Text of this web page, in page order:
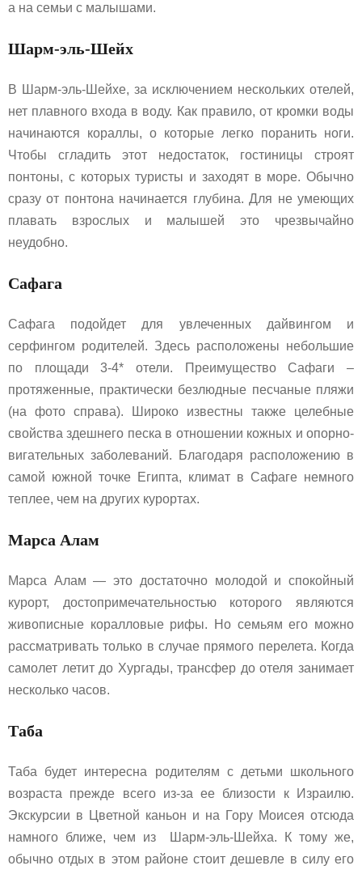
а на семьи с малышами.
Шарм-эль-Шейх
В Шарм-эль-Шейхе, за исключением нескольких отелей,
нет плавного входа в воду. Как правило, от кромки воды
начинаются кораллы, о которые легко поранить ноги.
Чтобы сгладить этот недостаток, гостиницы строят
понтоны, с которых туристы и заходят в море. Обычно
сразу от понтона начинается глубина. Для не умеющих
плавать взрослых и малышей это чрезвычайно
неудобно.
Сафага
Сафага подойдет для увлеченных дайвингом и
серфингом родителей. Здесь расположены небольшие
по площади 3-4* отели. Преимущество Сафаги –
протяженные, практически безлюдные песчаные пляжи
(на фото справа). Широко известны также целебные
свойства здешнего песка в отношении кожных и опорно-
вигательных заболеваний. Благодаря расположению в
самой южной точке Египта, климат в Сафаге немного
теплее, чем на других курортах.
Марса Алам
Марса Алам — это достаточно молодой и спокойный
курорт, достопримечательностью которого являются
живописные коралловые рифы. Но семьям его можно
рассматривать только в случае прямого перелета. Когда
самолет летит до Хургады, трансфер до отеля занимает
несколько часов.
Таба
Таба будет интересна родителям с детьми школьного
возраста прежде всего из-за ее близости к Израилю.
Экскурсии в Цветной каньон и на Гору Моисея отсюда
намного ближе, чем из Шарм-эль-Шейха. К тому же,
обычно отдых в этом районе стоит дешевле в силу его